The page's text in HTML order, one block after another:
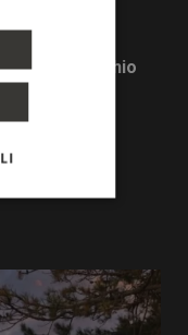
Pensovecchio